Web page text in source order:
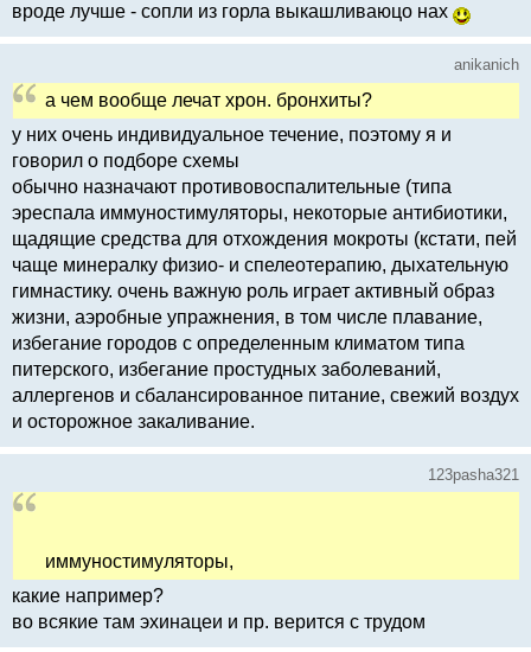
вроде лучше - сопли из горла выкашливаюцо нах
anikanich
а чем вообще лечат хрон. бронхиты?
у них очень индивидуальное течение, поэтому я и
говорил о подборе схемы
обычно назначают противовоспалительные (типа
эреспала иммуностимуляторы, некоторые антибиотики,
щадящие средства для отхождения мокроты (кстати, пей
чаще минералку физио- и спелеотерапию, дыхательную
гимнастику. очень важную роль играет активный образ
жизни, аэробные упражнения, в том числе плавание,
избегание городов с определенным климатом типа
питерского, избегание простудных заболеваний,
аллергенов и сбалансированное питание, свежий воздух
и осторожное закаливание.
123pasha321
иммуностимуляторы,
какие например?
во всякие там эхинацеи и пр. верится с трудом